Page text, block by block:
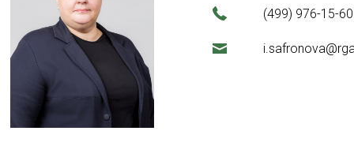
(499) 976-15-60